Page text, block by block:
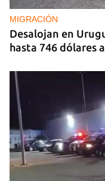
MIGRACIÓN
Desalojan en
hasta 746 dólares